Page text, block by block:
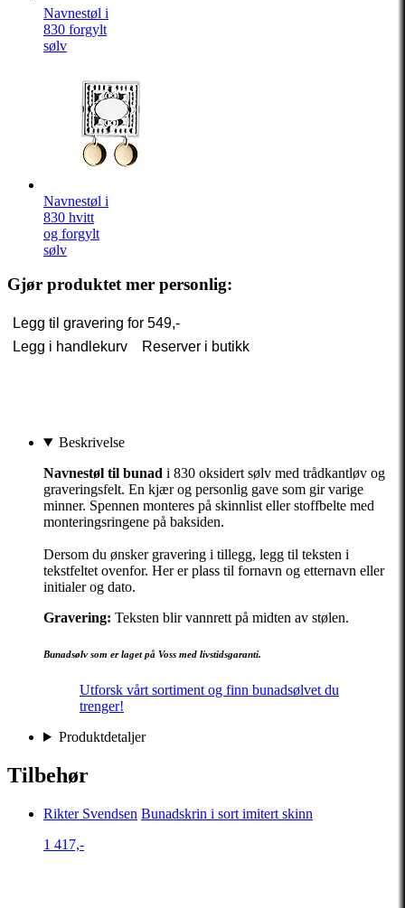
Navnestøl i
830 forgylt
sølv
Navnestøl i
830 hvitt
og forgylt
sølv
Gjør produktet mer personlig:
Legg til gravering for 549,-
Legg i handlekurv
Reserver i butikk
Beskrivelse
Navnestøl til bunad i 830 oksidert sølv med trådkantløv og
graveringsfelt. En kjær og personlig gave som gir varige
minner. Spennen monteres på skinnlist eller stoffbelte med
monteringsringene på baksiden.
Dersom du ønsker gravering i tillegg, legg til teksten i
tekstfeltet ovenfor. Her er plass til fornavn og etternavn eller
initialer og dato.
Gravering: Teksten blir vannrett på midten av stølen.
Bunadsølv som er laget på Voss med livstidsgaranti.
Utforsk vårt sortiment og finn bunadsølvet du
trenger!
Produktdetaljer
Tilbehør
Rikter Svendsen Bunadskrin i sort imitert skinn
1 417,-